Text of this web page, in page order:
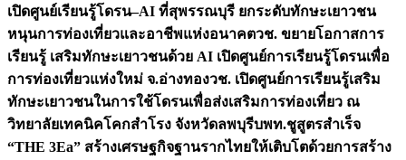
เปิดศูนย์เรียนรู้โดรน–AI ที่สุพรรณบุรี ยกระดับทักษะเยาวชน
หนุนการท่องเที่ยวและอาชีพแห่งอนาคตวช. ขยายโอกาสการ
เรียนรู้ เสริมทักษะเยาวชนด้วย AI เปิดศูนย์การเรียนรู้โดรนเพื่อ
การท่องเที่ยวแห่งใหม่ จ.อ่างทองวช. เปิดศูนย์การเรียนรู้เสริม
ทักษะเยาวชนในการใช้โดรนเพื่อส่งเสริมการท่องเที่ยว ณ
วิทยาลัยเทคนิคโคกสำโรง จังหวัดลพบุรีบพท.ชูสูตรสำเร็จ
“THE 3Ea” สร้างเศรษฐกิจฐานรากไทยให้เติบโตด้วยการสร้าง